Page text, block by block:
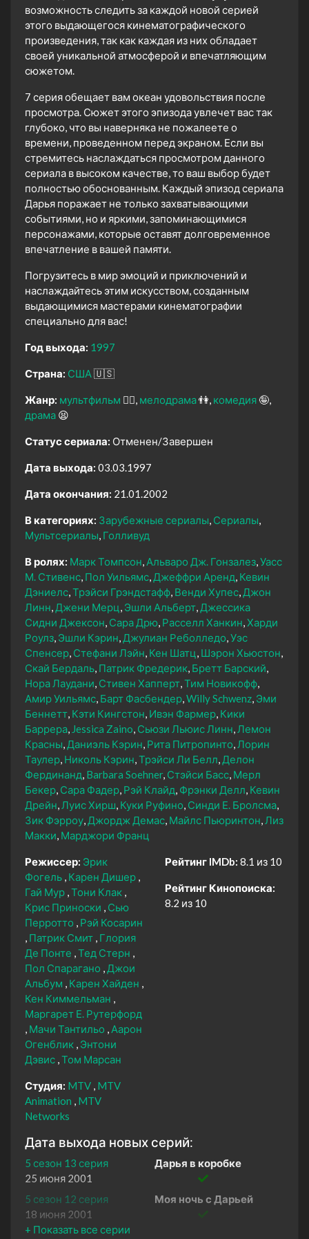
возможность следить за каждой новой серией
этого выдающегося кинематографического
произведения, так как каждая из них обладает
своей уникальной атмосферой и впечатляющим
сюжетом.
7 серия обещает вам океан удовольствия после
просмотра. Сюжет этого эпизода увлечет вас так
глубоко, что вы наверняка не пожалеете о
времени, проведенном перед экраном. Если вы
стремитесь наслаждаться просмотром данного
сериала в высоком качестве, то ваш выбор будет
полностью обоснованным. Каждый эпизод сериала
Дарья поражает не только захватывающими
событиями, но и яркими, запоминающимися
персонажами, которые оставят долговременное
впечатление в вашей памяти.
Погрузитесь в мир эмоций и приключений и
наслаждайтесь этим искусством, созданным
выдающимися мастерами кинематографии
специально для вас!
Год выхода: 1997
Страна: США🇺🇸
Жанр: мультфильм 🧚‍♀️ мелодрама👫 комедия 🤪
драма 😫
Статус сериала: Отменен/Завершен
Дата выхода: 03.03.1997
Дата окончания: 21.01.2002
В категориях: Зарубежные сериалы Сериалы
Мультсериалы Голливуд
В ролях: Марк Томпсон Альваро Дж. Гонзалез Уасс
М. Стивенс Пол Уильямс Джеффри Аренд Кевин
Дэниелс Трэйси Грэндстафф Венди Хупес Джон
Линн Джени Мерц Эшли Альберт Джессика
Сидни Джексон Сара Дрю Расселл Ханкин Харди
Роулз Эшли Кэрин Джулиан Реболледо Уэс
Спенсер Стефани Лэйн Кен Шатц Шэрон Хьюстон
Скай Бердаль Патрик Фредерик Бретт Барский
Нора Лаудани Стивен Хапперт Тим Новикофф
Амир Уильямс Барт Фасбендер Willy Schwenz Эми
Беннетт Кэти Кингстон Ивэн Фармер Кики
Баррера Jessica Zaino Сьюзи Льюис Линн Лемон
Красны Даниэль Кэрин Рита Питропинто Лорин
Таулер Николь Кэрин Трэйси Ли Белл Делон
Фердинанд Barbara Soehner Стэйси Басс Мерл
Бекер Сара Фадер Рэй Клайд Фрэнки Делл Кевин
Дрейн Луис Хирш Куки Руфино Синди Е. Бролсма
Зик Фэрроу Джордж Демас Майлс Пьюринтон Лиз
Макки Марджори Франц
Режиссер: Эрик
Фогель Карен Дишер
Гай Мур Тони Клак
Крис Приноски
Сью
Перротто
Рэй Косарин
Патрик Смит Глория
Де Понте Тед Стерн
Пол Спарагано
Джои
Альбум
Карен Хайден
Кен Киммельман
Маргарет Е. Рутерфорд
Мачи Тантильо
Аарон
Огенблик Энтони
Дэвис Том Марсан
Студия: MTV MTV
Animation
MTV
Networks
Рейтинг IMDb: 8.1 из 10
Рейтинг Кинопоиска:
8.2 из 10
Дата выхода новых серий:
5 сезон 13 серия
Дарья в коробке
25 июня 2001
5 сезон 12 серия
Моя ночь с Дарьей
18 июня 2001
5 сезон 11 серия